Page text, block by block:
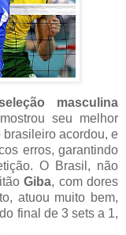
masculina
seu melhor
brasileiro acordou, e
erros, garantindo
O Brasil, não
Giba, com dores
atuou muito bem,
final de 3 sets a 1,